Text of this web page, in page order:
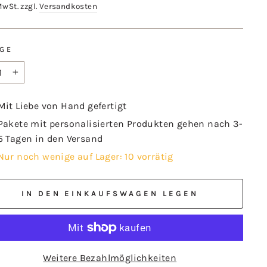
zzgl. Versandkosten
Liebe von Hand gefertigt
mit personalisierten Produkten gehen nach 3-
Tagen in den Versand
noch wenige auf Lager: 10 vorrätig
IN DEN EINKAUFSWAGEN LEGEN
Weitere Bezahlmöglichkeiten